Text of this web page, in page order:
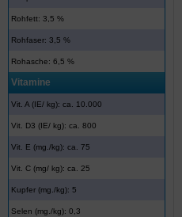
Rohfett: 3,5 %
Rohfaser: 3,5 %
Rohasche: 6,5 %
Vitamine
Vit. A (IE/ kg): ca. 10.000
Vit. D3 (IE/ kg): ca. 800
Vit. E (mg./kg): ca. 75
Vit. C (mg/ kg): ca. 25
Kupfer (mg./kg): 5
Selen (mg./kg): 0,3